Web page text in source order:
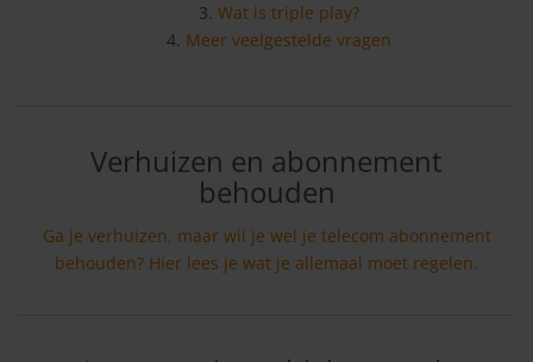
Wat is triple play?
Meer veelgestelde vragen
Verhuizen en abonnement
behouden
Ga je verhuizen, maar wil je wel je telecom abonnement
behouden? Hier lees je wat je allemaal moet regelen.